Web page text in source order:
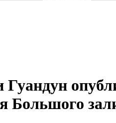
Гуандун
Большого